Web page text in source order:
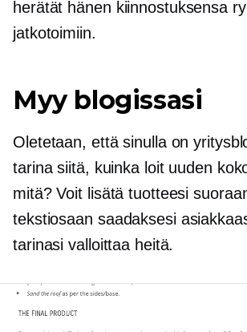
herätät hänen kiinnostuksensa
jatkotoimiin.
Myy blogissasi
Oletetaan, että sinulla on
tarina siitä, kuinka loit uuden
mitä? Voit lisätä tuotteesi
tekstiosaan saadaksesi
tarinasi valloittaa heitä.